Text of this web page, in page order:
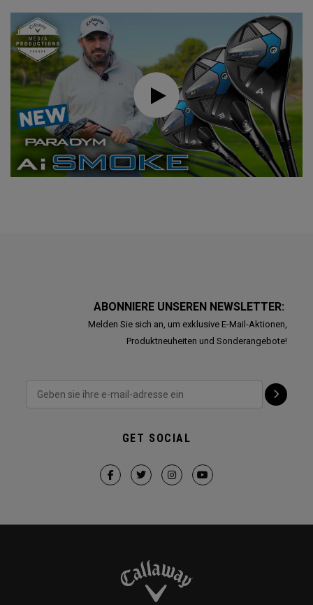
ABONNIERE UNSEREN NEWSLETTER:
Melden Sie sich an, um exklusive E-Mail-Aktionen,
Produktneuheiten und Sonderangebote!
GET SOCIAL